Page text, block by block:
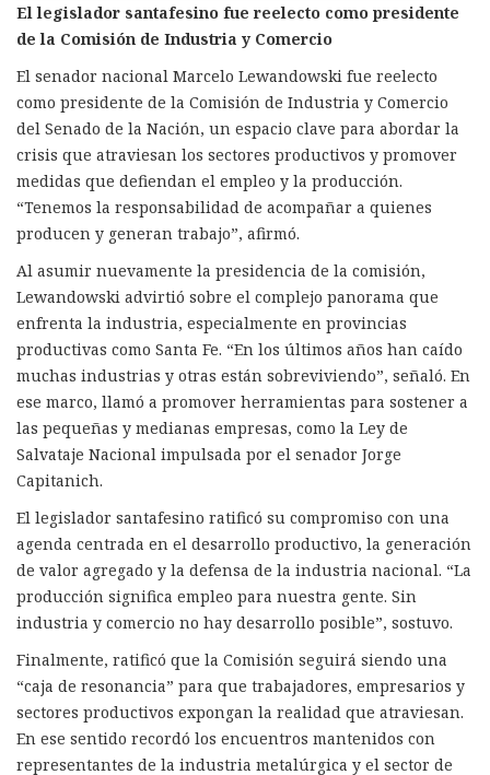
El legislador santafesino fue reelecto como presidente
de la Comisión de Industria y Comercio
El senador nacional Marcelo Lewandowski fue reelecto
como presidente de la Comisión de Industria y Comercio
del Senado de la Nación, un espacio clave para abordar la
crisis que atraviesan los sectores productivos y promover
medidas que defiendan el empleo y la producción.
“Tenemos la responsabilidad de acompañar a quienes
producen y generan trabajo”, afirmó.
Al asumir nuevamente la presidencia de la comisión,
Lewandowski advirtió sobre el complejo panorama que
enfrenta la industria, especialmente en provincias
productivas como Santa Fe. “En los últimos años han caído
muchas industrias y otras están sobreviviendo”, señaló. En
ese marco, llamó a promover herramientas para sostener a
las pequeñas y medianas empresas, como la Ley de
Salvataje Nacional impulsada por el senador Jorge
Capitanich.
El legislador santafesino ratificó su compromiso con una
agenda centrada en el desarrollo productivo, la generación
de valor agregado y la defensa de la industria nacional. “La
producción significa empleo para nuestra gente. Sin
industria y comercio no hay desarrollo posible”, sostuvo.
Finalmente, ratificó que la Comisión seguirá siendo una
“caja de resonancia” para que trabajadores, empresarios y
sectores productivos expongan la realidad que atraviesan.
En ese sentido recordó los encuentros mantenidos con
representantes de la industria metalúrgica y el sector de